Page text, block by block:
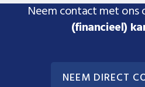
Neem contact met ons
(financieel)
NEEM DIRECT